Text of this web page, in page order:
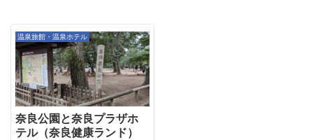
温泉旅館・温泉ホテル
奈良公園と奈良プラザホ
テル（奈良健康ランド）